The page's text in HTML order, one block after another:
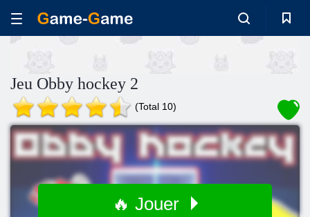
Jeu Obby hockey 2
(Total 10)
🔥 Jouer